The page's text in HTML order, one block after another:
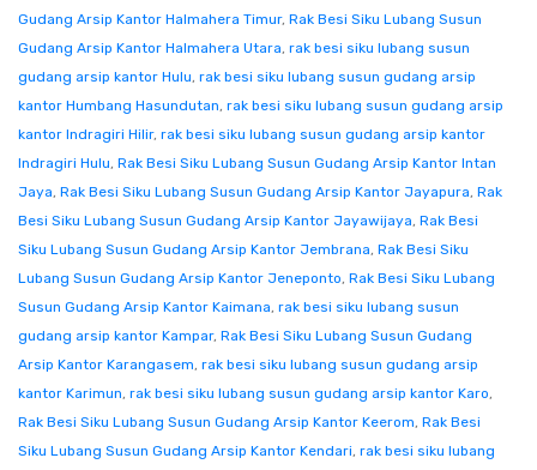
Gudang Arsip Kantor Halmahera Timur, Rak Besi Siku Lubang Susun
Gudang Arsip Kantor Halmahera Utara, rak besi siku lubang susun
gudang arsip kantor Hulu, rak besi siku lubang susun gudang arsip
kantor Humbang Hasundutan, rak besi siku lubang susun gudang arsip
kantor Indragiri Hilir, rak besi siku lubang susun gudang arsip kantor
Indragiri Hulu, Rak Besi Siku Lubang Susun Gudang Arsip Kantor Intan
Jaya, Rak Besi Siku Lubang Susun Gudang Arsip Kantor Jayapura, Rak
Besi Siku Lubang Susun Gudang Arsip Kantor Jayawijaya, Rak Besi
Siku Lubang Susun Gudang Arsip Kantor Jembrana, Rak Besi Siku
Lubang Susun Gudang Arsip Kantor Jeneponto, Rak Besi Siku Lubang
Susun Gudang Arsip Kantor Kaimana, rak besi siku lubang susun
gudang arsip kantor Kampar, Rak Besi Siku Lubang Susun Gudang
Arsip Kantor Karangasem, rak besi siku lubang susun gudang arsip
kantor Karimun, rak besi siku lubang susun gudang arsip kantor Karo,
Rak Besi Siku Lubang Susun Gudang Arsip Kantor Keerom, Rak Besi
Siku Lubang Susun Gudang Arsip Kantor Kendari, rak besi siku lubang